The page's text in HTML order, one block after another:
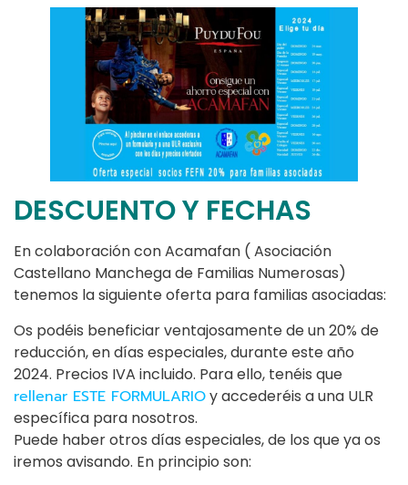
DESCUENTO Y FECHAS
En colaboración con Acamafan ( Asociación
Castellano Manchega de Familias Numerosas)
tenemos la siguiente oferta para familias asociadas:
Os podéis beneficiar ventajosamente de un 20% de
reducción, en días especiales, durante este año
2024. Precios IVA incluido. Para ello, tenéis que
rellenar ESTE FORMULARIOy accederéis a una ULR
específica para nosotros.
Puede haber otros días especiales, de los que ya os
iremos avisando. En principio son: